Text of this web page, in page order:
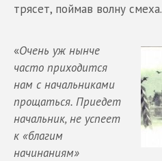
трясет, поймав волну смеха.
«Очень уж нынче
часто приходится
нам с начальниками
прощаться. Приедет
начальник, не успеет
к «благим
начинаниям»